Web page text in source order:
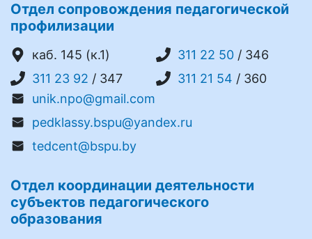
Отдел сопровождения педагогической
профилизации
каб. 145 (к.1) 311 22 50 / 346
311 23 92 / 347 311 21 54 / 360
unik.npo@gmail.com
pedklassy.bspu@yandex.ru
tedcent@bspu.by
Отдел координации деятельности
субъектов педагогического
образования